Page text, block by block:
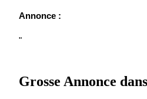
Service d'emprunt adossé à des
Annonce :
"
Grosse Annonce